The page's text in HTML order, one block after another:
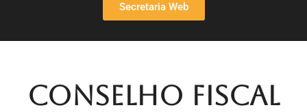
Secretaria Web
Conselho Fiscal